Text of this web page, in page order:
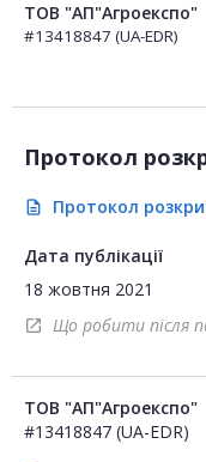
ТОВ "АП"Агроекспо"
#13418847 (UA-EDR)
Протокол
description Протокол
Дата публікації
18 жовтня 2021
open_in_new Що робити після
ТОВ "АП"Агроекспо"
#13418847 (UA-EDR)